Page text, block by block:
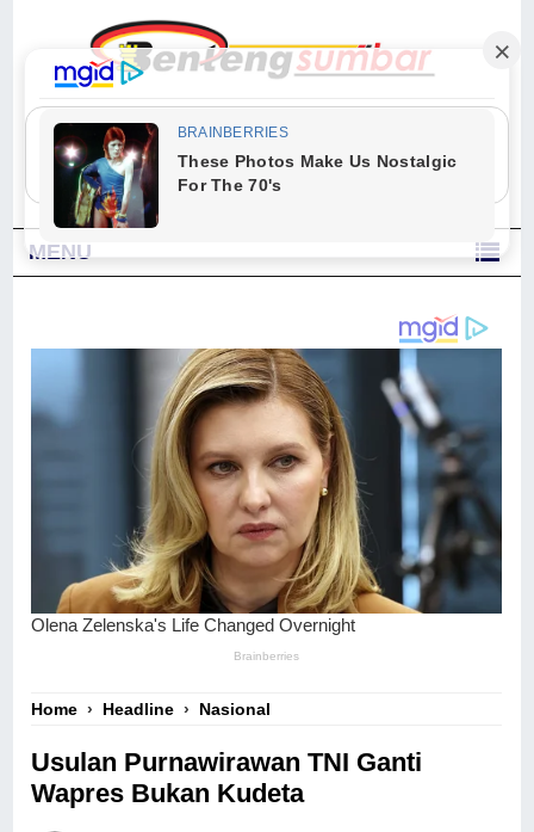
"Sesungguhnya Allah dan para malaikat-Nya berselawat untuk Nabi.
Wahai orang-orang yang beriman, berselawatlah kamu untuk Nabi dan
ucapkanlah salam dengan penuh penghormatan kepadanya." (Qs. Al
Ahzab Ayat 56)
MENU
Home › Headline › Nasional
Usulan Purnawirawan TNI Ganti
Wapres Bukan Kudeta